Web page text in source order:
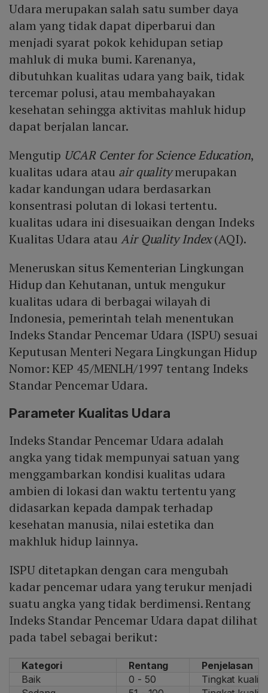
Udara merupakan salah satu sumber daya
alam yang tidak dapat diperbarui dan
menjadi syarat pokok kehidupan setiap
mahluk di muka bumi. Karenanya,
dibutuhkan kualitas udara yang baik, tidak
tercemar polusi, atau membahayakan
kesehatan sehingga aktivitas mahluk hidup
dapat berjalan lancar.
Mengutip UCAR Center for Science Education,
kualitas udara atau air qualitymerupakan
kadar kandungan udara berdasarkan
konsentrasi polutan di lokasi tertentu.
kualitas udara ini disesuaikan dengan Indeks
Kualitas Udara atau Air Quality Index(AQI).
Meneruskan situs Kementerian Lingkungan
Hidup dan Kehutanan, untuk mengukur
kualitas udara di berbagai wilayah di
Indonesia, pemerintah telah menentukan
Indeks Standar Pencemar Udara (ISPU) sesuai
Keputusan Menteri Negara Lingkungan Hidup
Nomor: KEP 45/MENLH/1997 tentang Indeks
Standar Pencemar Udara.
Parameter Kualitas Udara
Indeks Standar Pencemar Udara adalah
angka yang tidak mempunyai satuan yang
menggambarkan kondisi kualitas udara
ambien di lokasi dan waktu tertentu yang
didasarkan kepada dampak terhadap
kesehatan manusia, nilai estetika dan
makhluk hidup lainnya.
ISPU ditetapkan dengan cara mengubah
kadar pencemar udara yang terukur menjadi
suatu angka yang tidak berdimensi. Rentang
Indeks Standar Pencemar Udara dapat dilihat
pada tabel sebagai berikut:
Kategori Rentang
Penjelasan
Baik
0 - 50
Tingkat